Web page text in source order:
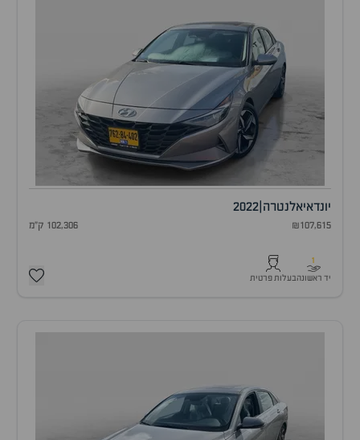
יונדאיאלנטרה 2022
₪107,615 102,306 ק"מ
1
יד ראשונהבעלות פרטית